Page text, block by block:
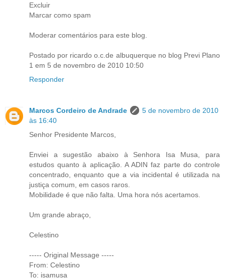
Excluir
Marcar como spam
Moderar comentários para este blog.
Postado por ricardo o.c.de albuquerque no blog Previ Plano
1 em 5 de novembro de 2010 10:50
Responder
Marcos Cordeiro de Andrade
5 de novembro de 2010
às 16:40
Senhor Presidente Marcos,
Enviei a sugestão abaixo à Senhora Isa Musa, para
estudos quanto à aplicação. A ADIN faz parte do controle
concentrado, enquanto que a via incidental é utilizada na
justiça comum, em casos raros.
Mobilidade é que não falta. Uma hora nós acertamos.
Um grande abraço,
Celestino
----- Original Message -----
From: Celestino
To: isamusa